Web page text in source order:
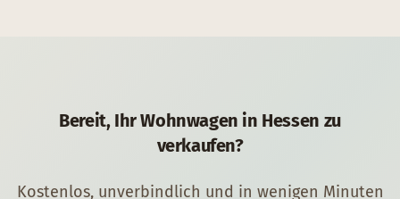
Bereit, IhrWohnwagen in Hessen zu
verkaufen?
Kostenlos, unverbindlich und in wenigen Minuten